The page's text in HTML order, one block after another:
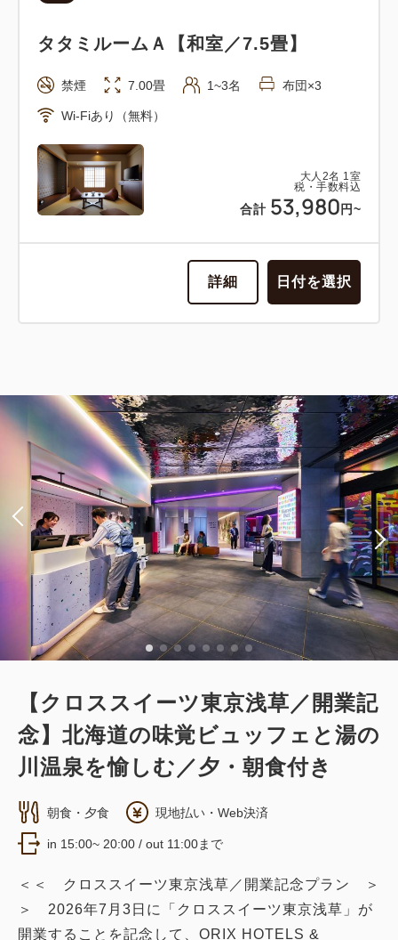
大人 2名 1 室
税・手数料込
合計 53,980 円~
タタミルームＡ【和室／7.5畳】
禁煙 7.00畳 1~3名 布団×3
Wi-Fiあり（無料）
詳細 日付を選択
【クロススイーツ東京浅草／開業記
念】北海道の味覚ビュッフェと湯の
川温泉を愉しむ／夕・朝食付き
朝食・夕食 現地払い・Web決済
in 15:00~ 20:00 / out 11:00まで
＜＜ クロススイーツ東京浅草／開業記念プラン ＞
＞ 2026年7月3日に「クロススイーツ東京浅草」が
開業することを記念して、ORIX HOTELS &